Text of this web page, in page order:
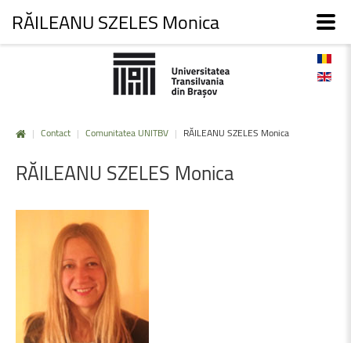
| Contact | Comunitatea UNITBV | RĂILEANU SZELES Monica
RĂILEANU SZELES Monica
RĂILEANU SZELES Monica